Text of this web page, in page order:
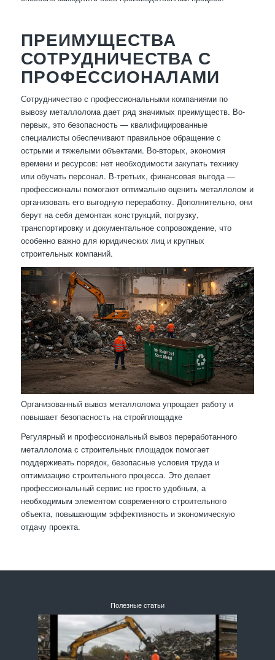
ПРЕИМУЩЕСТВА
СОТРУДНИЧЕСТВА С
ПРОФЕССИОНАЛАМИ
Сотрудничество с профессиональными компаниями по
вывозу металлолома дает ряд значимых преимуществ. Во-
первых, это безопасность — квалифицированные
специалисты обеспечивают правильное обращение с
острыми и тяжелыми объектами. Во-вторых, экономия
времени и ресурсов: нет необходимости закупать технику
или обучать персонал. В-третьих, финансовая выгода —
профессионалы помогают оптимально оценить металлолом и
организовать его выгодную переработку. Дополнительно, они
берут на себя демонтаж конструкций, погрузку,
транспортировку и документальное сопровождение, что
особенно важно для юридических лиц и крупных
строительных компаний.
Организованный вывоз металлолома упрощает работу и
повышает безопасность на стройплощадке
Регулярный и профессиональный вывоз переработанного
металлолома с строительных площадок помогает
поддерживать порядок, безопасные условия труда и
оптимизацию строительного процесса. Это делает
профессиональный сервис не просто удобным, а
необходимым элементом современного строительного
объекта, повышающим эффективность и экономическую
отдачу проекта.
Полезные статьи